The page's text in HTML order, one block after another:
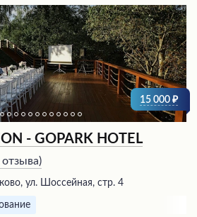
15 000
- GOPARK HOTEL
)
ул. Шоссейная, стр. 4